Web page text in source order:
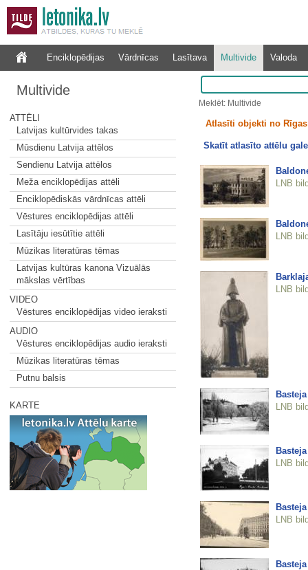
Enciklopēdijas Vārdnīcas Lasītava Multivide Valoda
Multivide
ATTĒLI
Latvijas kultūrvides takas
Mūsdienu Latvija attēlos
Sendienu Latvija attēlos
Meža enciklopēdijas attēli
Enciklopēdiskās vārdnīcas attēli
Vēstures enciklopēdijas attēli
Lasītāju iesūtītie attēli
Mūzikas literatūras tēmas
Latvijas kultūras kanona Vizuālās
mākslas vērtības
VIDEO
Vēstures enciklopēdijas video ieraksti
AUDIO
Vēstures enciklopēdijas audio ieraksti
Mūzikas literatūras tēmas
Putnu balsis
KARTE
Meklēt: Multivide
Atlasīti objekti no
Skatīt atlasīto attēlu
LNB
LNB
LNB
LNB
LNB
LNB